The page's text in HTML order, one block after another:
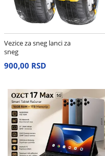
Vezice za sneg lanci za
sneg
900,00 RSD